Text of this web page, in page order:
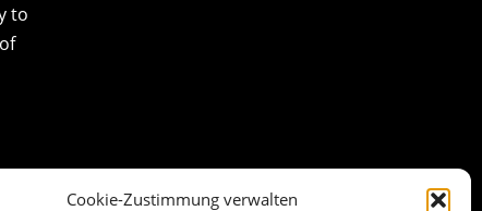
Cookie-Zustimmung verwalten
to